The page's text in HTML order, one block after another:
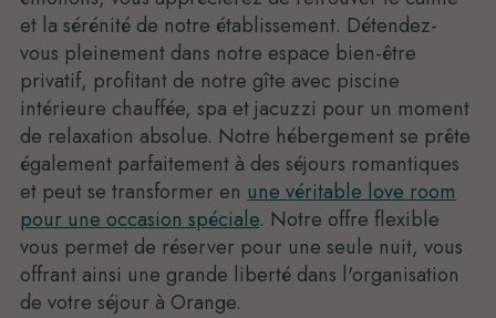
et la sérénité de notre établissement. Détendez-
vous pleinement dans notre espace bien-être
privatif, profitant de notre gîte avec piscine
intérieure chauffée, spa et jacuzzi pour un moment
de relaxation absolue. Notre hébergement se prête
également parfaitement à des séjours romantiques
et peut se transformer en une véritable love room
pour une occasion spéciale. Notre offre flexible
vous permet de réserver pour une seule nuit, vous
offrant ainsi une grande liberté dans l'organisation
de votre séjour à Orange.